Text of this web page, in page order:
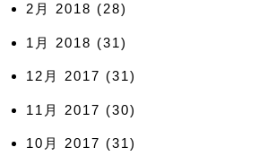
2月 2018 (28)
1月 2018 (31)
12月 2017 (31)
11月 2017 (30)
10月 2017 (31)